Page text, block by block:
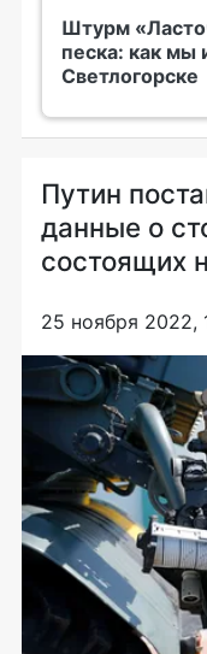
Штурм
песка: как мы
Светлогорске
Путин
данные о
состоящих
25 ноября 2022,